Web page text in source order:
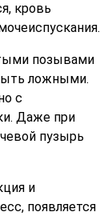
кровь
позывами
ложными.
с
Даже при
пузырь
и
появляется